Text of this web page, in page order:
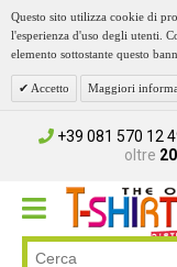
Questo sito utilizza cookie di
l'esperienza d'uso degli utenti.
elemento sottostante questo
Accetto Maggiori
+39 081 570 12
oltre